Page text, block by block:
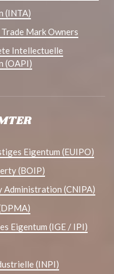
(INTA)
Mark Owners
Intellectuelle
(OAPI)
Eigentum (EUIPO)
(BOIP)
(CNIPA)
Eigentum (IGE / IPI)
(INPI)